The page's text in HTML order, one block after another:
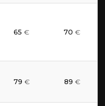
65 € 70 €
79 € 89 €